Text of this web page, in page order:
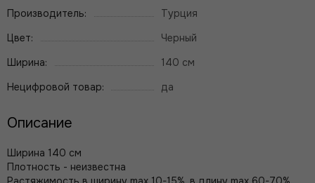
Производитель:
Турция
Цвет:
Черный
Ширина:
140 см
Нецифровой товар:
да
Описание
Ширина 140 см
Плотность - неизвестна